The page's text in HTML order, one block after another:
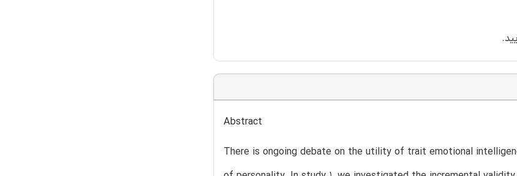
Abstract
There is ongoing debate on the utility of trait emotional